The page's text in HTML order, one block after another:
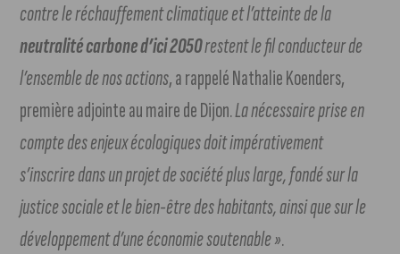
contre le réchauffement climatique et l’atteinte de la
neutralité carbone d’ici 2050restent le fil conducteur de
l’ensemble de nos actions, a rappelé Nathalie Koenders,
première adjointe au maire de Dijon.La nécessaire prise en
compte des enjeux écologiques doit impérativement
s’inscrire dans un projet de société plus large, fondé sur la
justice sociale et le bien-être des habitants, ainsi que sur le
développement d’une économie soutenable ».